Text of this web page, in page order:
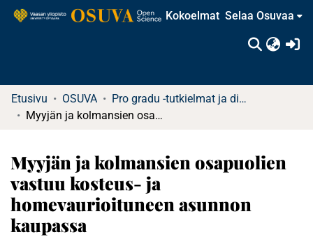
Kokoelmat Selaa Osuvaa
Etusivu OSUVA
Pro gradu -tutkielmat ja diplomityöt (rajattu saatavuus)
Myyjän ja kolmansien osapuolien vastuu kosteus- ja homevaurioituneen asunnon kaupassa
Myyjän ja kolmansien osapuolien
vastuu kosteus- ja
homevaurioituneen asunnon
kaupassa